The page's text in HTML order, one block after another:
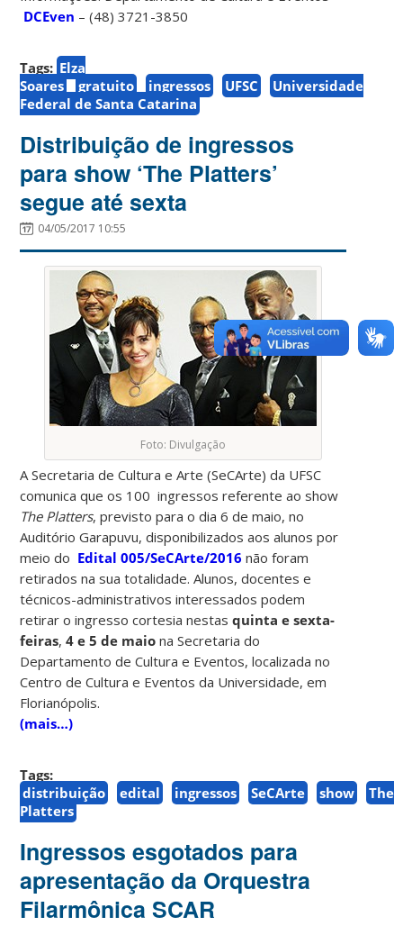
DCEven – (48) 3721-3850
Tags: Elza
Soares
gratuito ingressos UFSC
Universidade
Federal de Santa Catarina
Distribuição de ingressos
para show ‘The Platters’
segue até sexta
04/05/2017 10:55
Foto: Divulgação
A Secretaria de Cultura e Arte (SeCArte) da UFSC
comunica que os 100 ingressos referente ao show
The Platters, previsto para o dia 6 de maio, no
Auditório Garapuvu, disponibilizados aos alunos por
meio do Edital 005/SeCArte/2016 não foram
retirados na sua totalidade. Alunos, docentes e
técnicos-administrativos interessados podem
retirar o ingresso cortesia nestasquinta e sexta-
feiras,4 e 5 de maio na Secretaria do
Departamento de Cultura e Eventos, localizada no
Centro de Cultura e Eventos da Universidade, em
Florianópolis.
(mais…)
Tags:
distribuição
edital ingressos SeCArte show
The
Platters
Ingressos esgotados para
apresentação da Orquestra
Filarmônica SCAR